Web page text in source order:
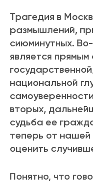
Трагедия в
размышлений,
сиюминутных.
является
национальной
вторых,
судьба ее
теперь от
оценить
Понятно, что